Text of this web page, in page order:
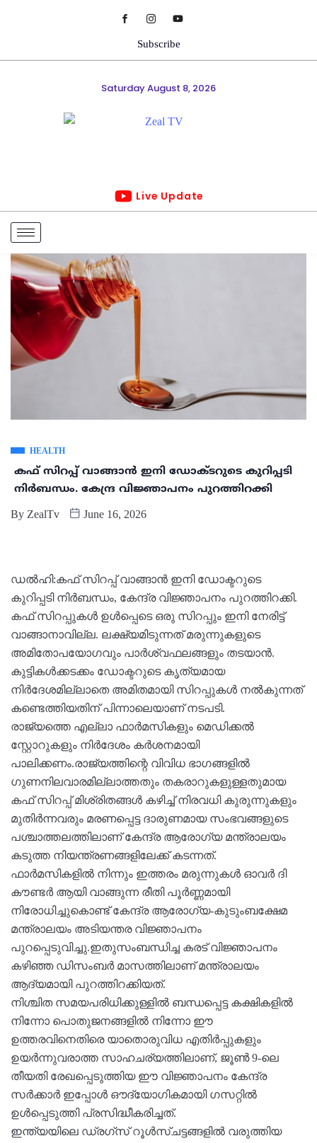
Subscribe
Saturday August 8, 2026
Live Update
HEALTH
കഫ് സിറപ്പ് വാങ്ങാന്‍ ഇനി ഡോക്ടറുടെ കുറിപ്പടി
നിര്‍ബന്ധം. കേന്ദ്ര വിജ്ഞാപനം പുറത്തിറക്കി
By ZealTv June 16, 2026
ഡല്‍ഹി:കഫ് സിറപ്പ് വാങ്ങാന്‍ ഇനി ഡോക്ടറുടെ
കുറിപ്പടി നിര്‍ബന്ധം, കേന്ദ്ര വിജ്ഞാപനം പുറത്തിറക്കി.
കഫ് സിറപ്പുകള്‍ ഉള്‍പ്പെടെ ഒരു സിറപ്പും ഇനി നേരിട്ട്
വാങ്ങാനാവില്ല. ലക്ഷ്യമിടുന്നത് മരുന്നുകളുടെ
അമിതോപയോഗവും പാര്‍ശ്വഫലങ്ങളും തടയാന്‍.
കുട്ടികള്‍ക്കടക്കം ഡോക്ടറുടെ കൃത്യമായ
നിര്‍ദേശമില്ലാതെ അമിതമായി സിറപ്പുകള്‍ നല്‍കുന്നത്
കണ്ടെത്തിയതിന് പിന്നാലെയാണ് നടപടി.
രാജ്യത്തെ എല്ലാ ഫാര്‍മസികളും മെഡിക്കല്‍
സ്റ്റോറുകളും നിര്‍ദേശം കര്‍ശനമായി
പാലിക്കണം.രാജ്യത്തിന്റെ വിവിധ ഭാഗങ്ങളില്‍
ഗുണനിലവാരമില്ലാത്തതും തകരാറുകളുള്ളതുമായ
കഫ് സിറപ്പ് മിശ്രിതങ്ങള്‍ കഴിച്ച് നിരവധി കുരുന്നുകളും
മുതിര്‍ന്നവരും മരണപ്പെട്ട ദാരുണമായ സംഭവങ്ങളുടെ
പശ്ചാത്തലത്തിലാണ് കേന്ദ്ര ആരോഗ്യ മന്ത്രാലയം
കടുത്ത നിയന്ത്രണങ്ങളിലേക്ക് കടന്നത്.
ഫാര്‍മസികളില്‍ നിന്നും ഇത്തരം മരുന്നുകള്‍ ഓവര്‍ ദി
കൗണ്ടര്‍ ആയി വാങ്ങുന്ന രീതി പൂര്‍ണ്ണമായി
നിരോധിച്ചുകൊണ്ട് കേന്ദ്ര ആരോഗ്യ-കുടുംബക്ഷേമ
മന്ത്രാലയം അടിയന്തര വിജ്ഞാപനം
പുറപ്പെടുവിച്ചു.ഇതുസംബന്ധിച്ച കരട് വിജ്ഞാപനം
കഴിഞ്ഞ ഡിസംബര്‍ മാസത്തിലാണ് മന്ത്രാലയം
ആദ്യമായി പുറത്തിറക്കിയത്.
നിശ്ചിത സമയപരിധിക്കുള്ളില്‍ ബന്ധപ്പെട്ട കക്ഷികളില്‍
നിന്നോ പൊതുജനങ്ങളില്‍ നിന്നോ ഈ
ഉത്തരവിനെതിരെ യാതൊരുവിധ എതിര്‍പ്പുകളും
ഉയര്‍ന്നുവരാത്ത സാഹചര്യത്തിലാണ്, ജൂണ്‍ 9-ലെ
തീയതി രേഖപ്പെടുത്തിയ ഈ വിജ്ഞാപനം കേന്ദ്ര
സര്‍ക്കാര്‍ ഇപ്പോള്‍ ഔദ്യോഗികമായി ഗസറ്റില്‍
ഉള്‍പ്പെടുത്തി പ്രസിദ്ധീകരിച്ചത്.
ഇന്ത്യയിലെ ഡ്രഗ്‌സ് റൂള്‍സ്ചട്ടങ്ങളില്‍ വരുത്തിയ